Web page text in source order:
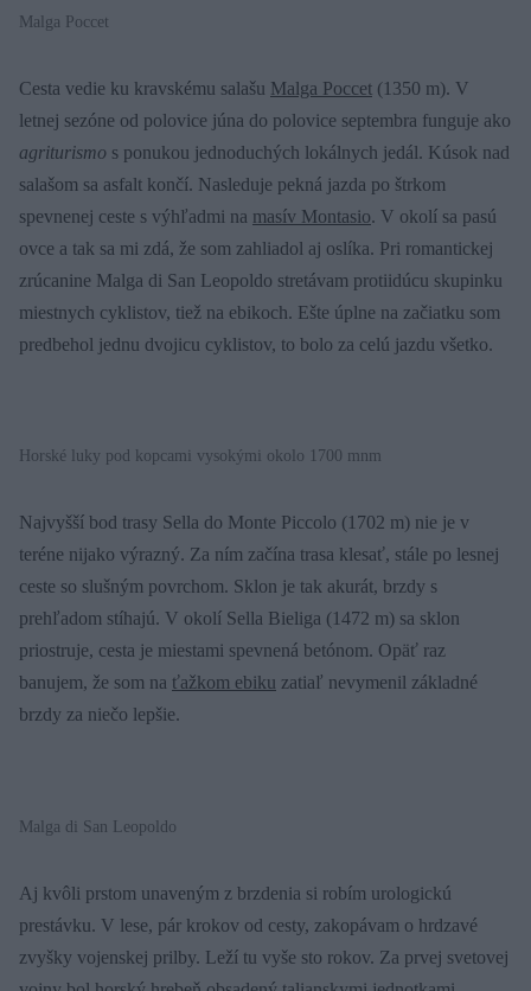
Malga Poccet
Cesta vedie ku kravskému salašu Malga Poccet (1350 m). V
letnej sezóne od polovice júna do polovice septembra funguje ako
agriturismo s ponukou jednoduchých lokálnych jedál. Kúsok nad
salašom sa asfalt končí. Nasleduje pekná jazda po štrkom
spevnenej ceste s výhľadmi na masív Montasio. V okolí sa pasú
ovce a tak sa mi zdá, že som zahliadol aj oslíka. Pri romantickej
zrúcanine Malga di San Leopoldo stretávam protiidúcu skupinku
miestnych cyklistov, tiež na ebikoch. Ešte úplne na začiatku som
predbehol jednu dvojicu cyklistov, to bolo za celú jazdu všetko.
Horské luky pod kopcami vysokými okolo 1700 mnm
Najvyšší bod trasy Sella do Monte Piccolo (1702 m) nie je v
teréne nijako výrazný. Za ním začína trasa klesať, stále po lesnej
ceste so slušným povrchom. Sklon je tak akurát, brzdy s
prehľadom stíhajú. V okolí Sella Bieliga (1472 m) sa sklon
priostruje, cesta je miestami spevnená betónom. Opäť raz
banujem, že som na ťažkom ebiku zatiaľ nevymenil základné
brzdy za niečo lepšie.
Malga di San Leopoldo
Aj kvôli prstom unaveným z brzdenia si robím urologickú
prestávku. V lese, pár krokov od cesty, zakopávam o hrdzavé
zvyšky vojenskej prilby. Leží tu vyše sto rokov. Za prvej svetovej